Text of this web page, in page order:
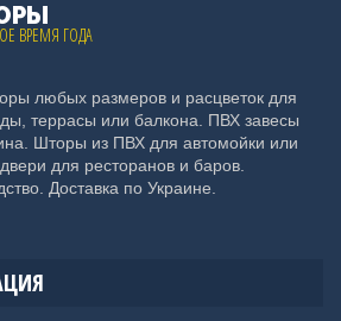
ВРЕМЯ ГОДА
любых размеров и расцветок для
террасы или балкона. ПВХ завесы
Шторы из ПВХ для автомойки или
для ресторанов и баров.
Доставка по Украине.